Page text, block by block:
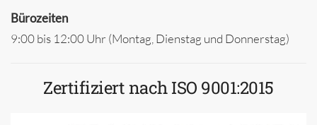
Bürozeiten
9:00 bis 12:00 Uhr (Montag, Dienstag und Donnerstag)
Zertifiziert nach ISO 9001:2015